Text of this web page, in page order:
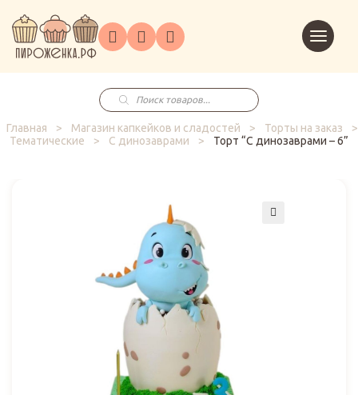
ГлавнаяКаталог
на
заказ
Праздники
Корпоративным
клиентам
в
корзину
Поиск
товаров
Главная
> Магазин капкейков и сладостей > Торты на заказ
>
Тематические
> С динозаврами > Торт “С динозаврами – 6”